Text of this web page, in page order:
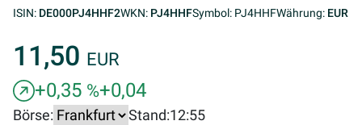
ISIN: DE000PJ4HHF2WKN: PJ4HHFSymbol: PJ4HHFWährung: EUR
11,50 EUR
+0,35 %+0,04
Börse: Stand:12:55